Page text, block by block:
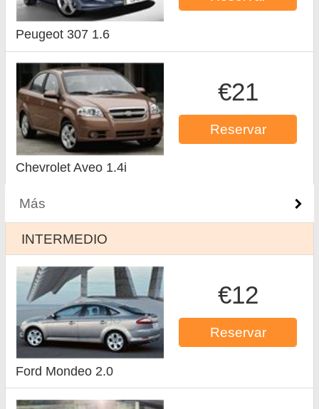
Peugeot 307 1.6
€21
Reservar
Chevrolet Aveo 1.4i
Más
INTERMEDIO
€12
Reservar
Ford Mondeo 2.0